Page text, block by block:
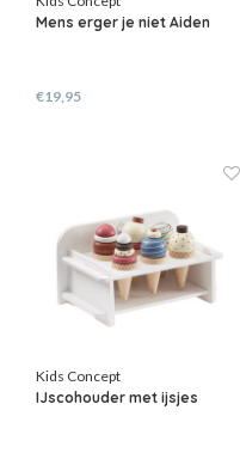
Mens erger je niet Aiden
€19,95
Kids Concept
IJscohouder met ijsjes